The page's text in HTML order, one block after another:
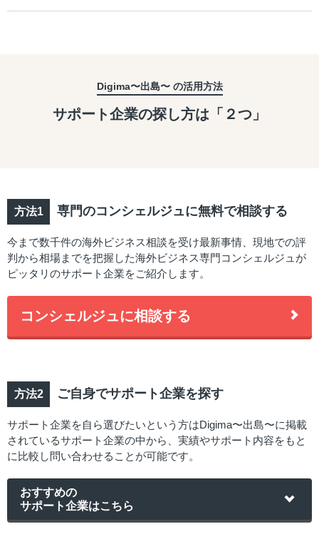
Digima〜出島〜 の活用方法
サポート企業の探し方は「２つ」
専門のコンシェルジュに無料で相談する
今まで数千件の海外ビジネス相談を受け最新事情、現地での評
判から相場までを把握した海外ビジネス専門コンシェルジュが
ピッタリのサポート企業をご紹介します。
コンシェルジュに相談する
ご自身でサポート企業を探す
サポート企業を自ら選びたいという方はDigima〜出島〜に掲載
されているサポート企業の中から、実績やサポート内容をもと
に比較し問い合わせることが可能です。
おすすめの
サポート企業はこちら